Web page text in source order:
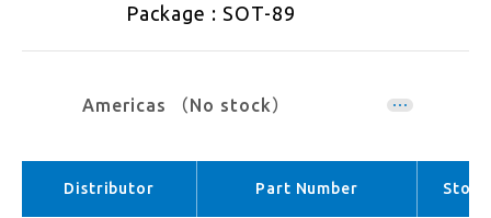
Package : SOT-89
Americas （No stock）
APAC （No stock）
Distributor Part Number Stock